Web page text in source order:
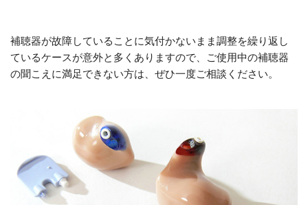
補聴器が故障していることに気付かないまま調整を繰り返し
ているケースが意外と多くありますので、ご使用中の補聴器
の聞こえに満足できない方は、ぜひ一度ご相談ください。